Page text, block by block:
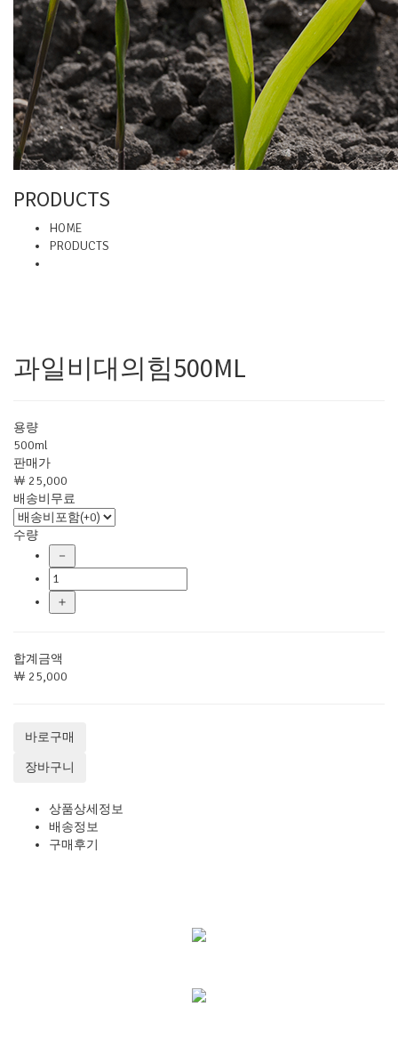
PRODUCTS
HOME
PRODUCTS
과일비대의힘500ML
용량
500ml
판매가
￦ 25,000
배송비무료
수량
－
＋
합계금액
￦ 25,000
바로구매
장바구니
상품상세정보
배송정보
구매후기